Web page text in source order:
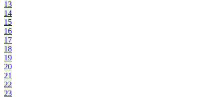
13
14
15
16
17
18
19
20
21
22
23